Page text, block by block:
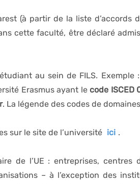
(à partir de la liste d’accords
cette faculté, être déclaré
au sein de FILS. Exemple
Erasmus ayant lecode ISCED
. La légende des codes de
sur le site de l’université ici .
de l’UE : entreprises, centres
– à l’exception des